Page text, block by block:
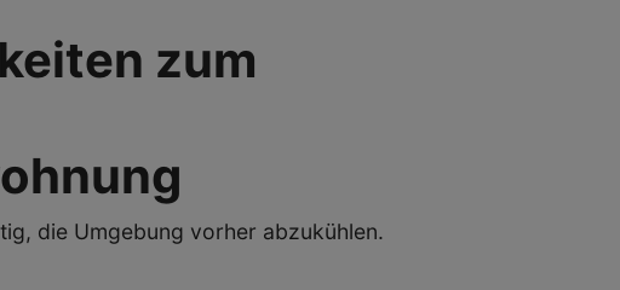
zum
die Umgebung vorher abzukühlen.